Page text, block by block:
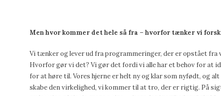
Men hvor kommer det hele så fra – hvorfor tænker vi
Vi tænker og lever ud fra programmeringer, der er opstået
Hvorfor gør vi det? Vi gør det fordi vi alle har et behov for at
for at høre til. Vores hjerne er helt ny og klar som nyfødt, og
skabe den virkelighed, vi kommer til at tro, der er rigtig. På